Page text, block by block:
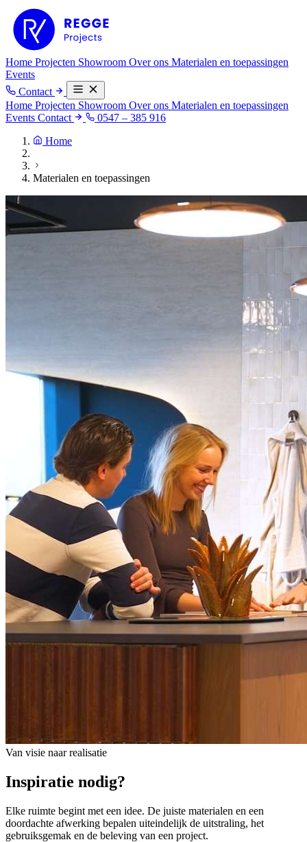
Home Projecten Showroom Over ons Materialen en toepassingen
Events
Contact
Home Projecten Showroom Over ons Materialen en toepassingen
Events Contact
0547 – 385 916
Home
Materialen en toepassingen
Van visie naar realisatie
Inspiratie nodig?
Elke ruimte begint met een idee. De juiste materialen en een
doordachte afwerking bepalen uiteindelijk de uitstraling, het
gebruiksgemak en de beleving van een project.